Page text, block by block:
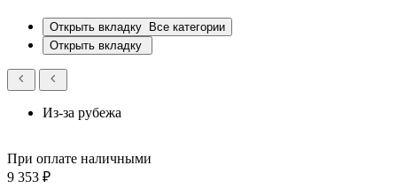
Открыть вкладку Все категории
Открыть вкладку
Из-за рубежа
При оплате наличными
9 353 ₽